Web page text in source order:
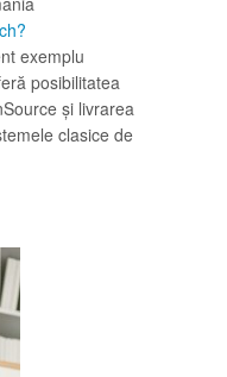
exemplu
posibilitatea
și livrarea
clasice de